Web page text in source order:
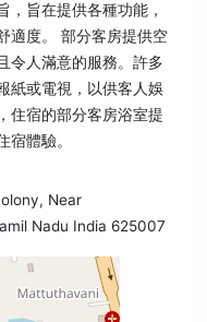
，旨在提供各種功能，
適度。 部分客房提供空
令人滿意的服務。許多
紙或電視，以供客人娛
住宿的部分客房浴室提
體驗。
Near
Nadu India 625007